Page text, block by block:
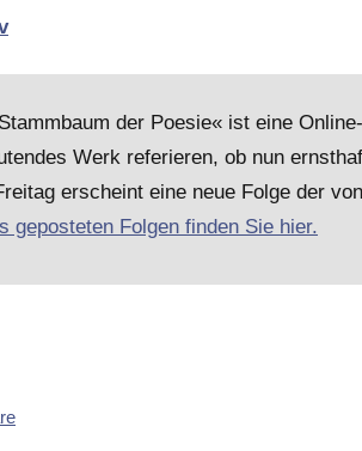
der Poesie« ist eine Online-
Werk referieren, ob nun
erscheint eine neue Folge der
geposteten Folgen finden Sie hier.